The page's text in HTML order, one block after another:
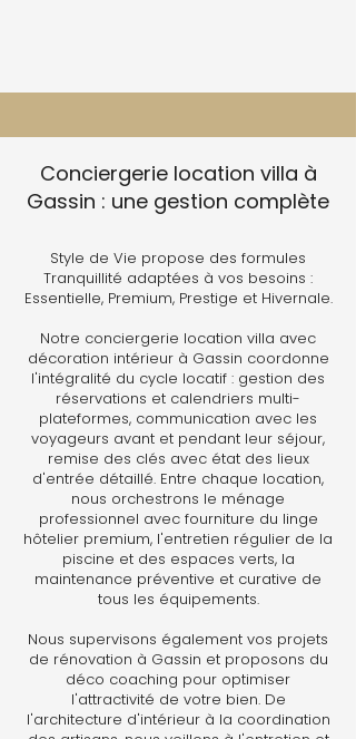
Conciergerie location villa à
Gassin : une gestion complète
Style de Vie propose des formules
Tranquillité adaptées à vos besoins :
Essentielle, Premium, Prestige et Hivernale.
Notre conciergerie location villa avec
décoration intérieur à Gassin coordonne
l'intégralité du cycle locatif : gestion des
réservations et calendriers multi-
plateformes, communication avec les
voyageurs avant et pendant leur séjour,
remise des clés avec état des lieux
d'entrée détaillé. Entre chaque location,
nous orchestrons le ménage
professionnel avec fourniture du linge
hôtelier premium, l'entretien régulier de la
piscine et des espaces verts, la
maintenance préventive et curative de
tous les équipements.
Nous supervisons également vos projets
de rénovation à Gassin et proposons du
déco coaching pour optimiser
l'attractivité de votre bien. De
l'architecture d'intérieur à la coordination